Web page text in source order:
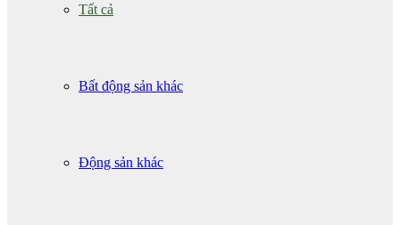
Tất cả
Bất động sản khác
Động sản khác